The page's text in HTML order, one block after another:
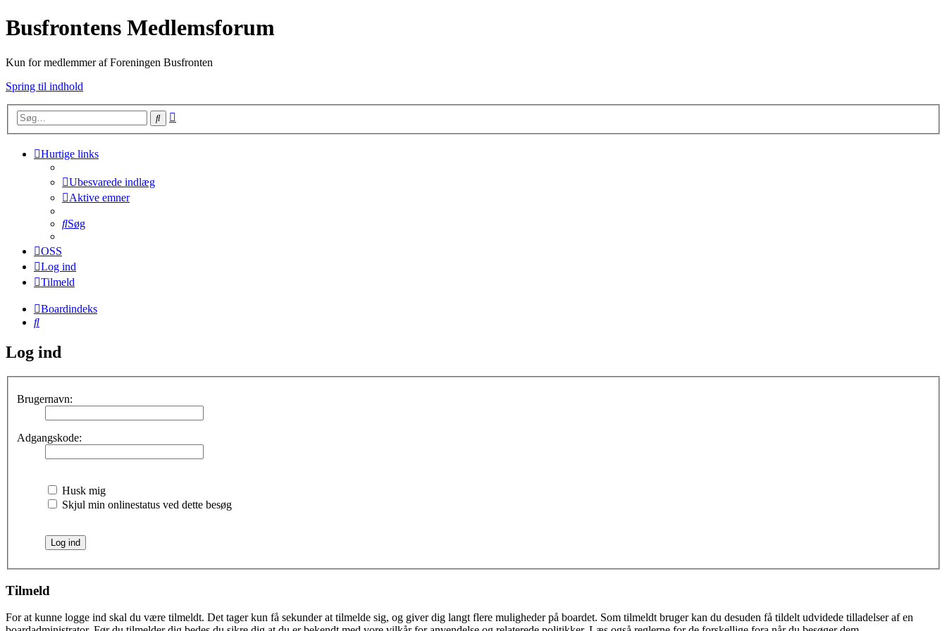
Busfrontens Medlemsforum
Kun for medlemmer af Foreningen Busfronten
Spring til indhold
Søg
Hurtige links
Ubesvarede indlæg
Aktive emner
Søg
OSS
Log ind
Tilmeld
Boardindeks
Søg
Log ind
Brugernavn:
Adgangskode:
Husk mig
Skjul min onlinestatus ved dette besøg
Tilmeld
For at kunne logge ind skal du være tilmeldt. Det tager kun få sekunder at tilmelde sig, og giver dig langt flere muligheder på boardet. Som tilmeldt bruger kan du desuden få tildelt udvidede tilladelser af en